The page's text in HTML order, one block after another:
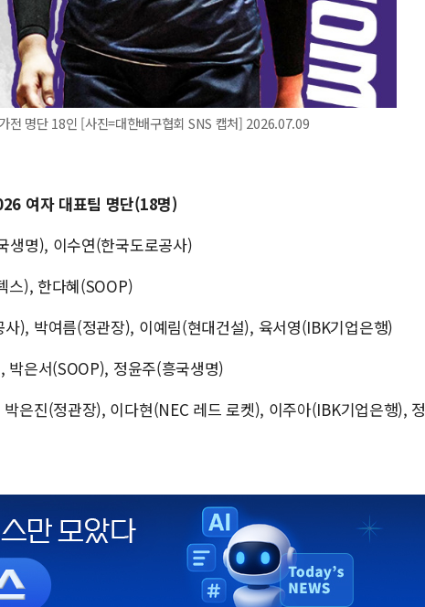
전 명단 18인 [사진=대한배구협회 SNS 캡처] 2026.07.09
여자 대표팀 명단(18명)
명), 이수연(한국도로공사)
스), 한다혜(SOOP)
), 박여름(정관장), 이예림(현대건설), 육서영(IBK기업은행)
은서(SOOP), 정윤주(흥국생명)
은진(정관장), 이다현(NEC 레드 로켓), 이주아(IBK기업은행), 정